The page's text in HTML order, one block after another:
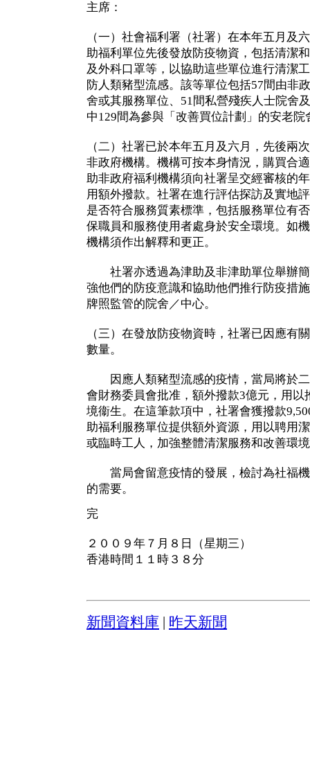
主席：
（一）社會福利署（社署）在本年五月及
助福利單位先後發放防疫物資，包括清潔
及外科口罩等，以協助這些單位進行清潔
防人類豬型流感。該等單位包括57間由非
舍或其服務單位、51間私營殘疾人士院舍
中129間為參與「改善買位計劃」的安老院
（二）社署已於本年五月及六月，先後兩
非政府機構。機構可按本身情況，購買合
助非政府福利機構須向社署呈交經審核的
用額外撥款。社署在進行評估探訪及實地
是否符合服務質素標準，包括服務單位有
保職員和服務使用者處身於安全環境。如
機構須作出解釋和更正。
社署亦透過為津助及非津助單位舉辦簡
強他們的防疫意識和協助他們推行防疫措
牌照監管的院舍／中心。
（三）在發放防疫物資時，社署已因應有
數量。
因應人類豬型流感的疫情，當局將於二
會財務委員會批准，額外撥款3億元，用
境衞生。在這筆款項中，社署會獲撥款
助福利服務單位提供額外資源，用以聘用
或臨時工人，加強整體清潔服務和改善環
當局會留意疫情的發展，檢討為社福機
的需要。
完
２００９年７月８日（星期三）
香港時間１１時３８分
新聞資料庫 昨天新聞